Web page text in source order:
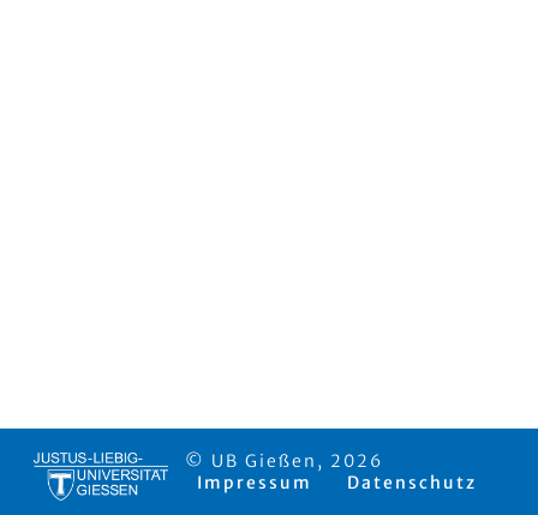
© UB Gießen, 2026
Impressum
Datenschutz